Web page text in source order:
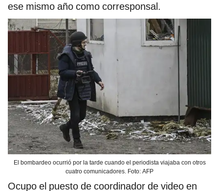
ese mismo año como corresponsal.
El bombardeo ocurrió por la tarde cuando el periodista viajaba con otros
cuatro comunicadores. Foto: AFP
Ocupo el puesto de coordinador de video en